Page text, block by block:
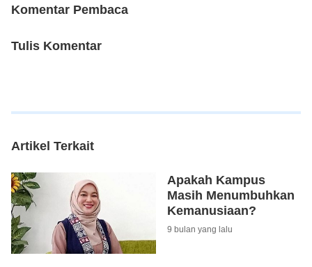
Komentar Pembaca
Tulis Komentar
Artikel Terkait
Apakah Kampus
Masih Menumbuhkan
Kemanusiaan?
9 bulan yang lalu